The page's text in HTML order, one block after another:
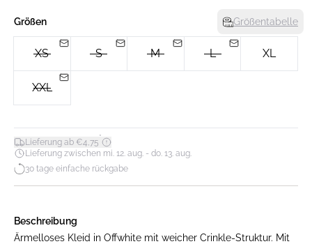
Größen Größentabelle
XS S M L XL
XXL
Lieferung ab €4,75*
Lieferung zwischen mi. 12. aug. - do. 13. aug.
30 tage einfache rückgabe
Beschreibung
Ärmelloses Kleid in Offwhite mit weicher Crinkle-Struktur. Mit